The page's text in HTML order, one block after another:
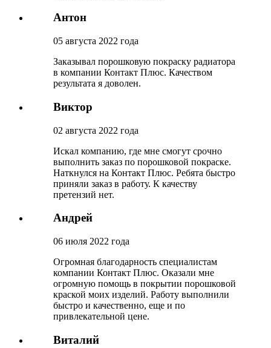
Антон
05 августа 2022 года
Заказывал порошковую покраску радиатора
в компании Контакт Плюс. Качеством
результата я доволен.
Виктор
02 августа 2022 года
Искал компанию, где мне смогут срочно
выполнить заказ по порошковой покраске.
Наткнулся на Контакт Плюс. Ребята быстро
приняли заказ в работу. К качеству
претензий нет.
Андрей
06 июля 2022 года
Огромная благодарность специалистам
компании Контакт Плюс. Оказали мне
огромную помощь в покрытии порошковой
краской моих изделий. Работу выполнили
быстро и качественно, еще и по
привлекательной цене.
Виталий